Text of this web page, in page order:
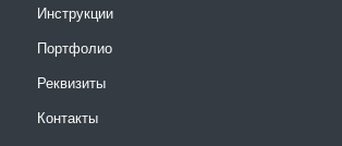
Инструкции
Портфолио
Реквизиты
Контакты